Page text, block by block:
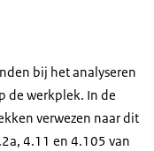
bij het analyseren
de werkplek. In de
verwezen naar dit
4.11 en 4.105 van